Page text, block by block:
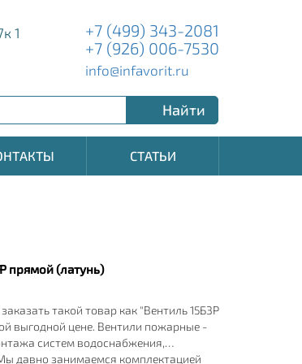
1
+7 (499) 343-2081
+7 (926) 006-7530
info@infavorit.ru
Найти
СТАТЬИ
прямой (латунь)
такой товар как "Вентиль 15Б3Р
выгодной цене. Вентили пожарные -
систем водоснабжения,
давно занимаемся комплектацией